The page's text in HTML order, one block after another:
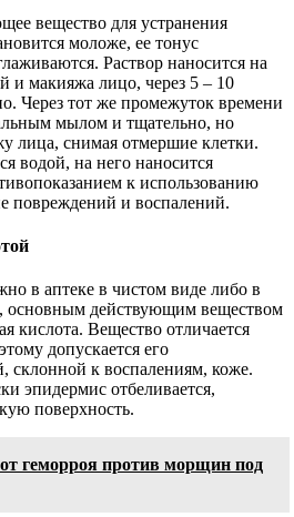
вещество для устранения
моложе, ее тонус
Раствор наносится на
и макияжа лицо, через 5 – 10
Через тот же промежуток времени
мылом и тщательно, но
лица, снимая отмершие клетки.
водой, на него наносится
к использованию
повреждений и воспалений.
в аптеке в чистом виде либо в
основным действующим веществом
кислота. Вещество отличается
допускается его
склонной к воспалениям, коже.
эпидермис отбеливается,
поверхность.
геморроя против морщин под